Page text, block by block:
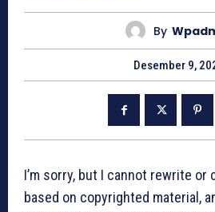
By
Desember 9,
I’m sorry, but I cannot rewrite
based on copyrighted material,